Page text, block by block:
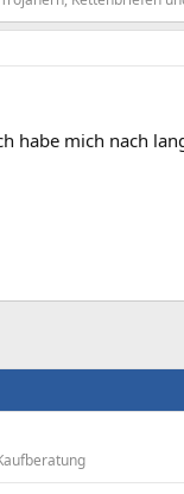
habe mich nach